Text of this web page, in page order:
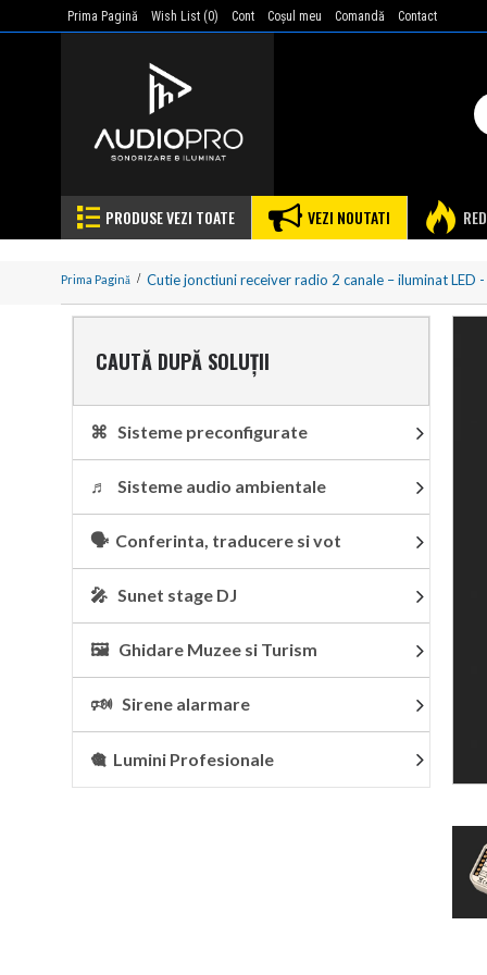
Prima Pagină Wish List (0) Cont Coşul meu Comandă Contact
PRODUSE VEZI TOATE VEZI NOUTATI
Prima Pagină Cutie jonctiuni receiver radio 2 canale – iluminat LED
CAUTĂ DUPĂ SOLUȚII
⌘ Sisteme preconfigurate
♬ Sisteme audio ambientale
🗣 Conferinta, traducere si vot
🎤 Sunet stage DJ
🖼 Ghidare Muzee si Turism
🕬 Sirene alarmare
🎕 Lumini Profesionale